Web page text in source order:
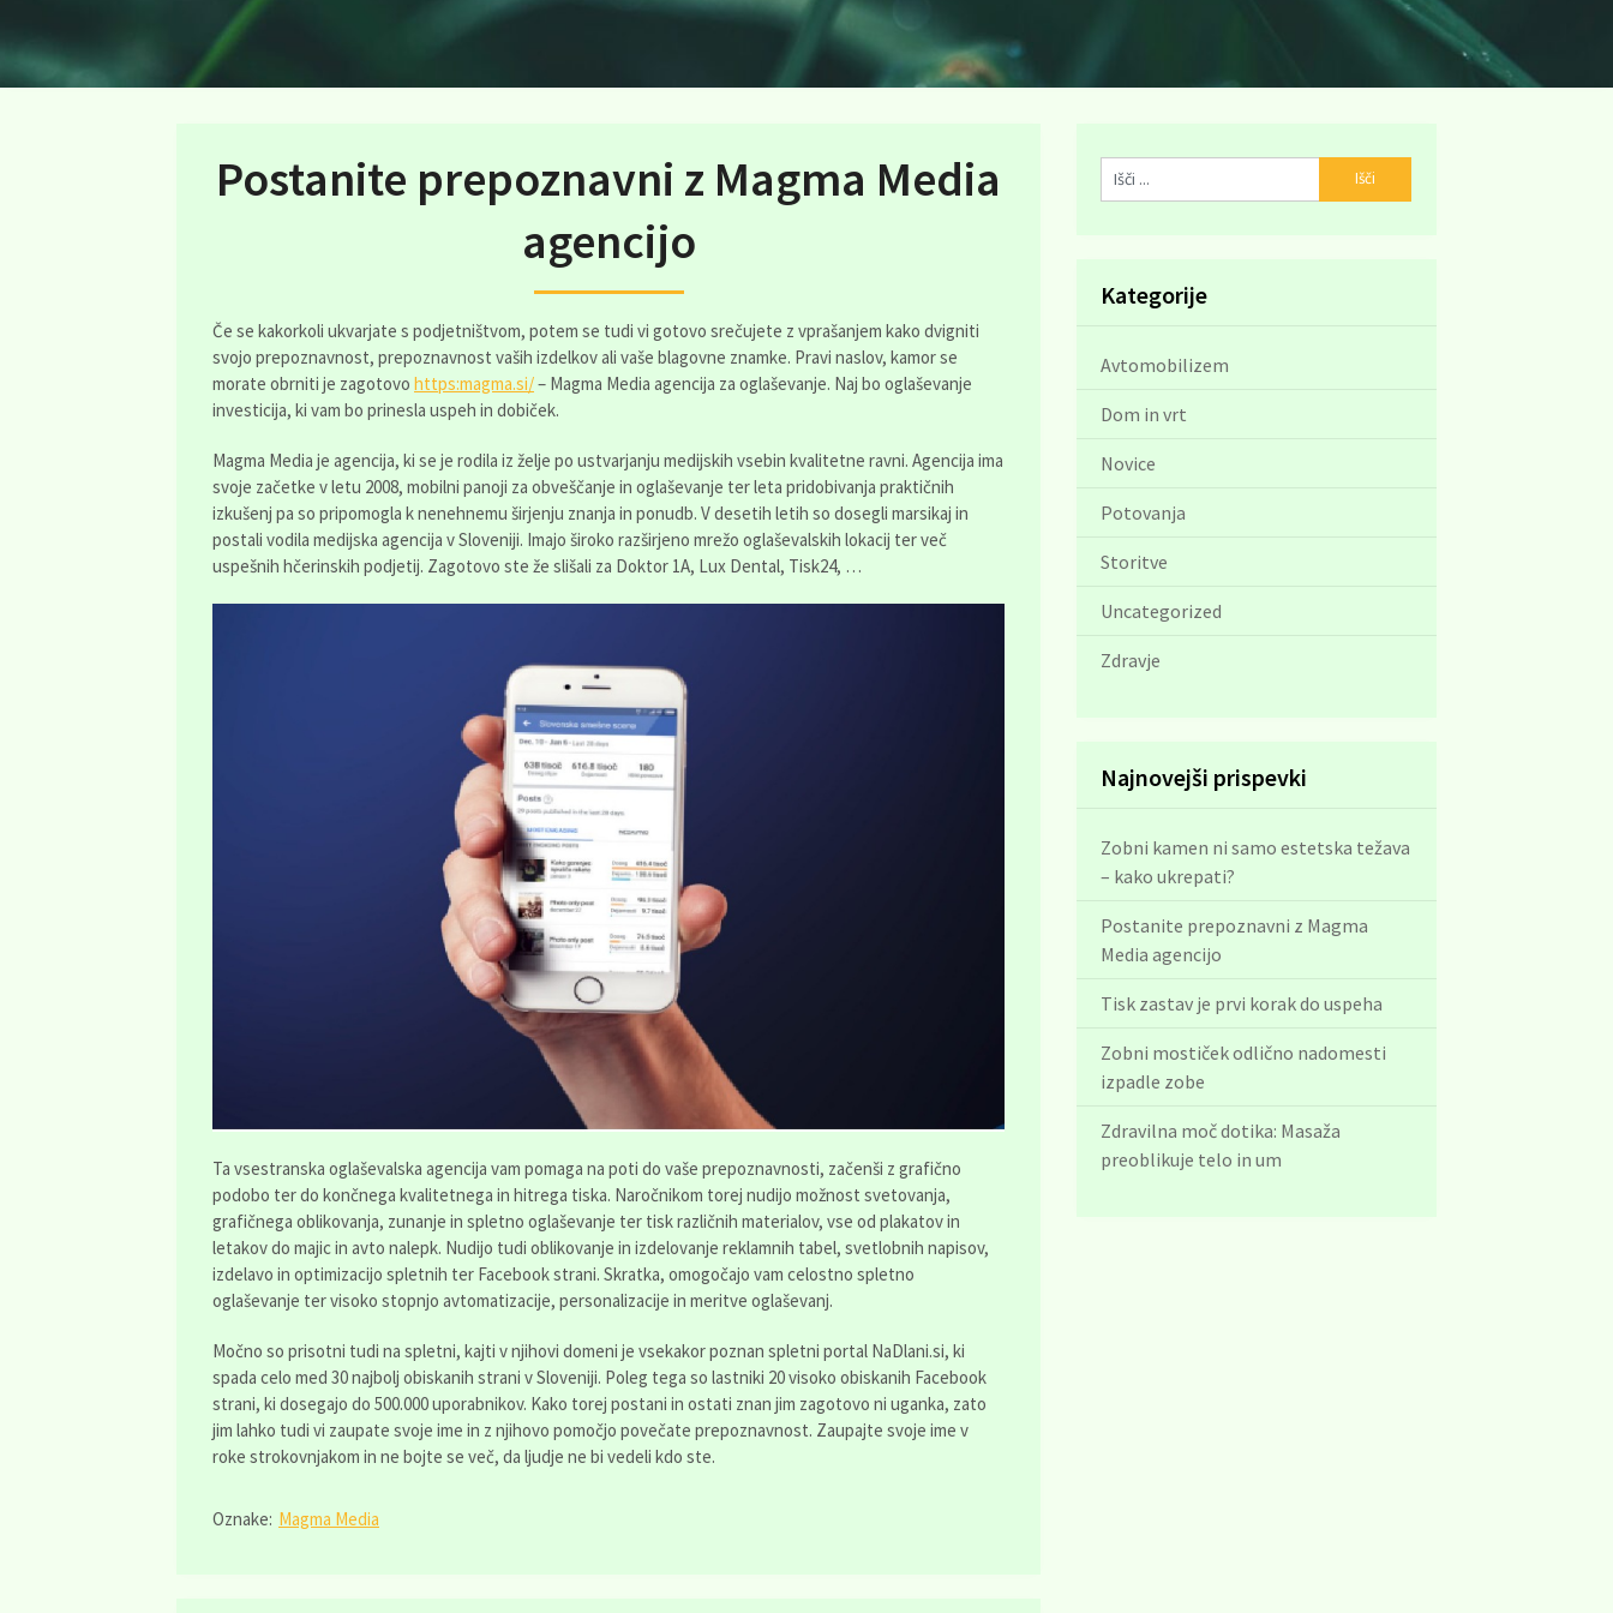
Postanite prepoznavni z Magma Media
agencijo
Če se kakorkoli ukvarjate s podjetništvom, potem se tudi vi gotovo srečujete z vprašanjem kako dvigniti
svojo prepoznavnost, prepoznavnost vaših izdelkov ali vaše blagovne znamke. Pravi naslov, kamor se
morate obrniti je zagotovo https:magma.si/– Magma Media agencija za oglaševanje. Naj bo oglaševanje
investicija, ki vam bo prinesla uspeh in dobiček.
Magma Media je agencija, ki se je rodila iz želje po ustvarjanju medijskih vsebin kvalitetne ravni. Agencija ima
svoje začetke v letu 2008, mobilni panoji za obveščanje in oglaševanje ter leta pridobivanja praktičnih
izkušenj pa so pripomogla k nenehnemu širjenju znanja in ponudb. V desetih letih so dosegli marsikaj in
postali vodila medijska agencija v Sloveniji. Imajo široko razširjeno mrežo oglaševalskih lokacij ter več
uspešnih hčerinskih podjetij. Zagotovo ste že slišali za Doktor 1A, Lux Dental, Tisk24, …
Ta vsestranska oglaševalska agencija vam pomaga na poti do vaše prepoznavnosti, začenši z grafično
podobo ter do končnega kvalitetnega in hitrega tiska. Naročnikom torej nudijo možnost svetovanja,
grafičnega oblikovanja, zunanje in spletno oglaševanje ter tisk različnih materialov, vse od plakatov in
letakov do majic in avto nalepk. Nudijo tudi oblikovanje in izdelovanje reklamnih tabel, svetlobnih napisov,
izdelavo in optimizacijo spletnih ter Facebook strani. Skratka, omogočajo vam celostno spletno
oglaševanje ter visoko stopnjo avtomatizacije, personalizacije in meritve oglaševanj.
Močno so prisotni tudi na spletni, kajti v njihovi domeni je vsekakor poznan spletni portal NaDlani.si, ki
spada celo med 30 najbolj obiskanih strani v Sloveniji. Poleg tega so lastniki 20 visoko obiskanih Facebook
strani, ki dosegajo do 500.000 uporabnikov. Kako torej postani in ostati znan jim zagotovo ni uganka, zato
jim lahko tudi vi zaupate svoje ime in z njihovo pomočjo povečate prepoznavnost. Zaupajte svoje ime v
roke strokovnjakom in ne bojte se več, da ljudje ne bi vedeli kdo ste.
Oznake: Magma Media
Kategorije
Avtomobilizem
Dom in vrt
Novice
Potovanja
Storitve
Uncategorized
Zdravje
Najnovejši prispevki
Zobni kamen ni samo estetska težava
– kako ukrepati?
Postanite prepoznavni z Magma
Media agencijo
Tisk zastav je prvi korak do uspeha
Zobni mostiček odlično nadomesti
izpadle zobe
Zdravilna moč dotika: Masaža
preoblikuje telo in um